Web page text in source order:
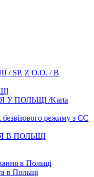
SP. Z O.O. / В
ПОЛЬЩІ /Karta
режиму з ЄС
В ПОЛЬЩІ
в Польщі
в Польщі